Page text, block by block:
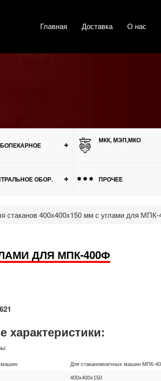
Главная Доставка О нас
МКК, МЭП,МКО
ОБОР. ПРОЧЕЕ
стаканов 400х400х150 мм с углами для
ДЛЯ МПК-400Ф
характеристики:
машин Для стаканомоечных машин МПК-
400х400х150